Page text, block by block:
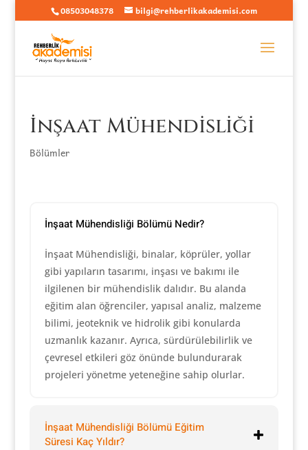
08503048378 bilgi@rehberlikakademisi.com
İnşaat Mühendisliği
Bölümler
İnşaat Mühendisliği Bölümü Nedir?
İnşaat Mühendisliği, binalar, köprüler, yollar
gibi yapıların tasarımı, inşası ve bakımı ile
ilgilenen bir mühendislik dalıdır. Bu alanda
eğitim alan öğrenciler, yapısal analiz, malzeme
bilimi, jeoteknik ve hidrolik gibi konularda
uzmanlık kazanır. Ayrıca, sürdürülebilirlik ve
çevresel etkileri göz önünde bulundurarak
projeleri yönetme yeteneğine sahip olurlar.
İnşaat Mühendisliği Bölümü Eğitim
Süresi Kaç Yıldır?